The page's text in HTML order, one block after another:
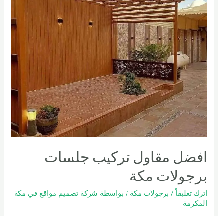
افضل مقاول تركيب جلسات
برجولات مكة
اترك تعليقاً / برجولات مكة / بواسطة شركة تصميم مواقع في مكة
المكرمة